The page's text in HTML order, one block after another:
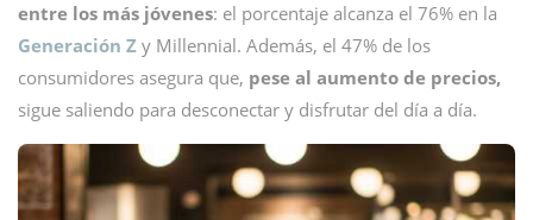
entre los más jóvenes: el porcentaje alcanza el 76% en la
Generación Z y Millennial. Además, el 47% de los
consumidores asegura que, pese al aumento de precios,
sigue saliendo para desconectar y disfrutar del día a día.